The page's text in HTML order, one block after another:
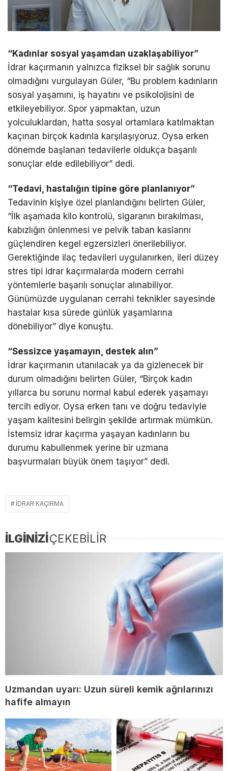
“Kadınlar sosyal yaşamdan uzaklaşabiliyor”
İdrar kaçırmanın yalnızca fiziksel bir sağlık sorunu
olmadığını vurgulayan Güler, “Bu problem kadınların
sosyal yaşamını, iş hayatını ve psikolojisini de
etkileyebiliyor. Spor yapmaktan, uzun
yolculuklardan, hatta sosyal ortamlara katılmaktan
kaçınan birçok kadınla karşılaşıyoruz. Oysa erken
dönemde başlanan tedavilerle oldukça başarılı
sonuçlar elde edilebiliyor” dedi.
“Tedavi, hastalığın tipine göre planlanıyor”
Tedavinin kişiye özel planlandığını belirten Güler,
“İlk aşamada kilo kontrolü, sigaranın bırakılması,
kabızlığın önlenmesi ve pelvik taban kaslarını
güçlendiren kegel egzersizleri önerilebiliyor.
Gerektiğinde ilaç tedavileri uygulanırken, ileri düzey
stres tipi idrar kaçırmalarda modern cerrahi
yöntemlerle başarılı sonuçlar alınabiliyor.
Günümüzde uygulanan cerrahi teknikler sayesinde
hastalar kısa sürede günlük yaşamlarına
dönebiliyor” diye konuştu.
“Sessizce yaşamayın, destek alın”
İdrar kaçırmanın utanılacak ya da gizlenecek bir
durum olmadığını belirten Güler, “Birçok kadın
yıllarca bu sorunu normal kabul ederek yaşamayı
tercih ediyor. Oysa erken tanı ve doğru tedaviyle
yaşam kalitesini belirgin şekilde artırmak mümkün.
İstemsiz idrar kaçırma yaşayan kadınların bu
durumu kabullenmek yerine bir uzmana
başvurmaları büyük önem taşıyor” dedi.
IDRAR KAÇIRMA
İLGİNİZİÇEKEBİLİR
Uzmandan uyarı: Uzun süreli kemik ağrılarınızı
hafife almayın